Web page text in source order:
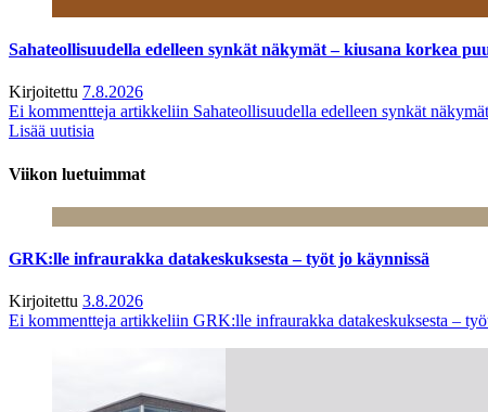
Sahateollisuudella edelleen synkät näkymät – kiusana korkea
Kirjoitettu 7.8.2026
Ei kommentteja artikkeliin Sahateollisuudella edelleen synkät
Lisää uutisia
Viikon luetuimmat
GRK:lle infraurakka datakeskuksesta – työt jo käynnissä
Kirjoitettu 3.8.2026
Ei kommentteja artikkeliin GRK:lle infraurakka datakeskuksesta –